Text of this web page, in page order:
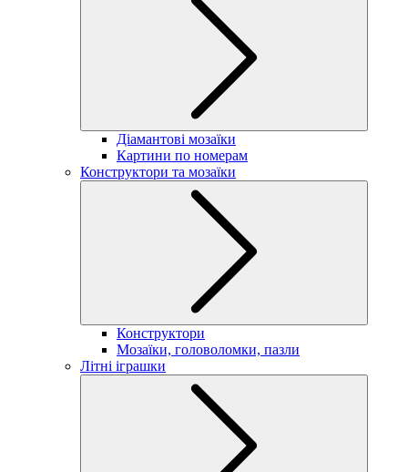
Діамантові мозаїки
Картини по номерам
Конструктори та мозаїки
Конструктори
Мозаїки, головоломки, пазли
Літні іграшки